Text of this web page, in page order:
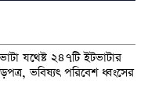
যথেষ্ট ২৪৭টি ইটভাটার
ভবিষ্যৎ পরিবেশ ধ্বংসের